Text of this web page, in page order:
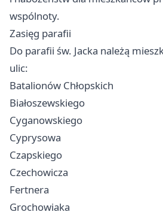
wspólnoty.
Zasięg parafii
Do parafii św. Jacka należą
ulic:
Batalionów Chłopskich
Białoszewskiego
Cyganowskiego
Cyprysowa
Czapskiego
Czechowicza
Fertnera
Grochowiaka